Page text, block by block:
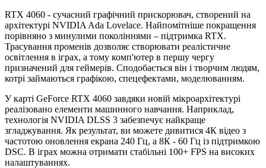
RTX 4060 - сучасний графічний прискорювач, створений на
архітектурі NVIDIA Ada Lovelace. Найпомітніше покращення
порівняно з минулими поколіннями – підтримка RTX.
Трасування променів дозволяє створювати реалістичне
освітлення в іграх, а тому комп'ютер в першу чергу
призначений для геймерів. Сподобається він і творчим людям,
котрі займаються графікою, спецефектами, моделюванням.
У карті GeForce RTX 4060 завдяки новій мікроархітектурі
реалізовано елементи машинного навчання. Наприклад,
технологія NVIDIA DLSS 3 забезпечує найкраще
згладжування. Як результат, ви можете дивитися 4К відео з
частотою оновлення екрана 240 Гц, а 8К - 60 Гц із підтримкою
DSC. В іграх можна отримати стабільні 100+ FPS на високих
налаштуваннях.